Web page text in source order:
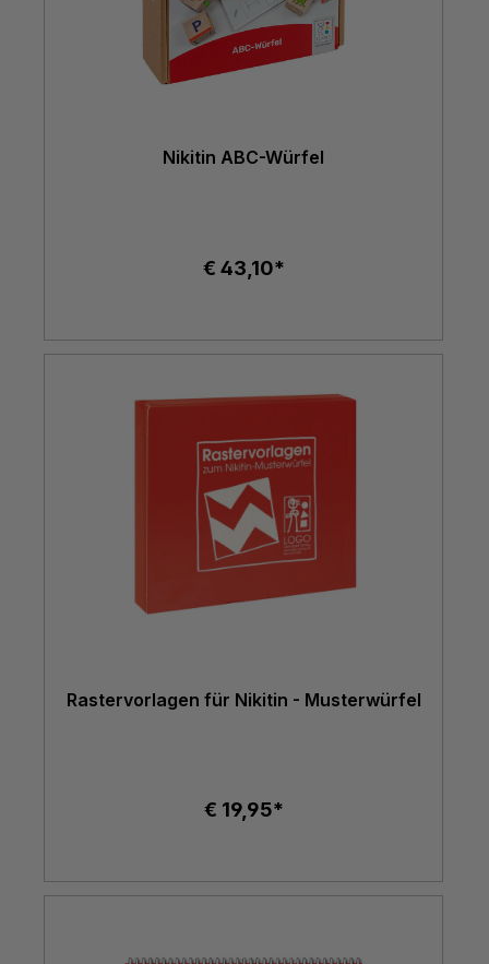
Nikitin ABC-Würfel
€ 43,10*
Rastervorlagen für Nikitin - Musterwürfel
€ 19,95*